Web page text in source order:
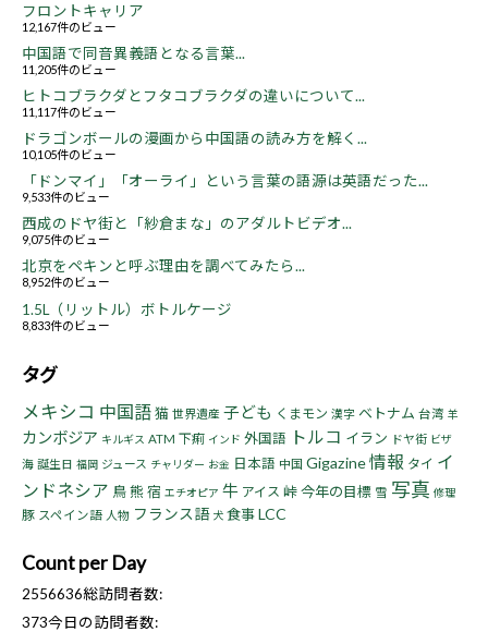
フロントキャリア
12,167件のビュー
中国語で同音異義語となる言葉...
11,205件のビュー
ヒトコブラクダとフタコブラクダの違いについて...
11,117件のビュー
ドラゴンボールの漫画から中国語の読み方を解く...
10,105件のビュー
「ドンマイ」「オーライ」という言葉の語源は英語だった...
9,533件のビュー
西成のドヤ街と「紗倉まな」のアダルトビデオ...
9,075件のビュー
北京をペキンと呼ぶ理由を調べてみたら...
8,952件のビュー
1.5L（リットル）ボトルケージ
8,833件のビュー
タグ
メキシコ 中国語猫 世界遺産 子ども くまモン 漢字 ベトナム 台湾 羊
カンボジア キルギス ATM 下痢 インド 外国語 トルコ イラン ドヤ街 ビザ
海 誕生日 福岡 ジュース チャリダー お金 日本語 中国 Gigazine情報 タイ イ
ンドネシア 鳥熊宿 エチオピア 牛 アイス 峠今年の目標 雪 写真 修理
豚 スペイン語 人物 フランス語 犬 食事LCC
Count per Day
2556636総訪問者数:
373今日の訪問者数: